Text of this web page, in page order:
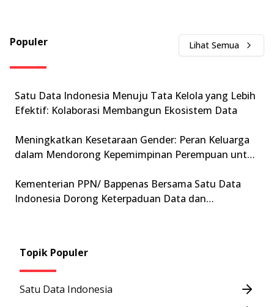
Populer Lihat Semua
Satu Data Indonesia Menuju Tata Kelola yang Lebih
Efektif: Kolaborasi Membangun Ekosistem Data
Meningkatkan Kesetaraan Gender: Peran Keluarga
dalam Mendorong Kepemimpinan Perempuan untuk
Kementerian PPN/ Bappenas Bersama Satu Data
Indonesia Dorong Keterpaduan Data dan
Topik Populer
Satu Data Indonesia